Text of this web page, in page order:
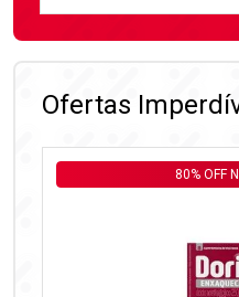
Ofertas
80% OFF